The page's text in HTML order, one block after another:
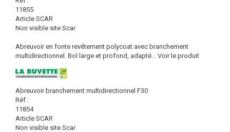
11855
Article SCAR
Non visible site Scar
Abreuvoir en fonte revêtement polycoat avec branchement
multidirectionnel. Bol large et profond, adapté... Voir le produit
Abreuvoir branchement multidirectionnel F30
Réf :
11854
Article SCAR
Non visible site Scar